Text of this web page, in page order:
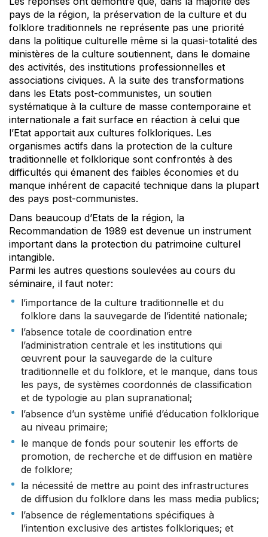
pays de la région, la préservation de la culture et du
folklore traditionnels ne représente pas une priorité
dans la politique culturelle même si la quasi-totalité des
ministères de la culture soutiennent, dans le domaine
des activités, des institutions professionnelles et
associations civiques. A la suite des transformations
dans les Etats post-communistes, un soutien
systématique à la culture de masse contemporaine et
internationale a fait surface en réaction à celui que
l’Etat apportait aux cultures folkloriques. Les
organismes actifs dans la protection de la culture
traditionnelle et folklorique sont confrontés à des
difficultés qui émanent des faibles économies et du
manque inhérent de capacité technique dans la plupart
des pays post-communistes.
Dans beaucoup d’Etats de la région, la
Recommandation de 1989 est devenue un instrument
important dans la protection du patrimoine culturel
intangible.
Parmi les autres questions soulevées au cours du
séminaire, il faut noter:
l’importance de la culture traditionnelle et du
folklore dans la sauvegarde de l’identité nationale;
l’absence totale de coordination entre
l’administration centrale et les institutions qui
œuvrent pour la sauvegarde de la culture
traditionnelle et du folklore, et le manque, dans tous
les pays, de systèmes coordonnés de classification
et de typologie au plan supranational;
l’absence d’un système unifié d’éducation folklorique
au niveau primaire;
le manque de fonds pour soutenir les efforts de
promotion, de recherche et de diffusion en matière
de folklore;
la nécessité de mettre au point des infrastructures
de diffusion du folklore dans les mass media publics;
l’absence de réglementations spécifiques à
l’intention exclusive des artistes folkloriques; et